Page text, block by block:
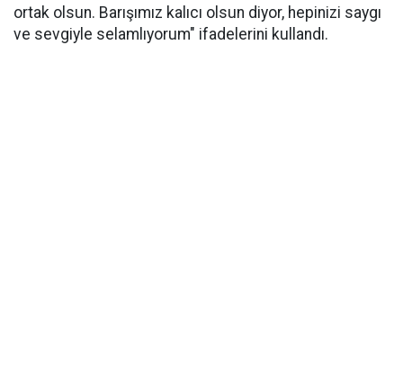
ortak olsun. Barışımız kalıcı olsun diyor, hepinizi saygı
ve sevgiyle selamlıyorum" ifadelerini kullandı.